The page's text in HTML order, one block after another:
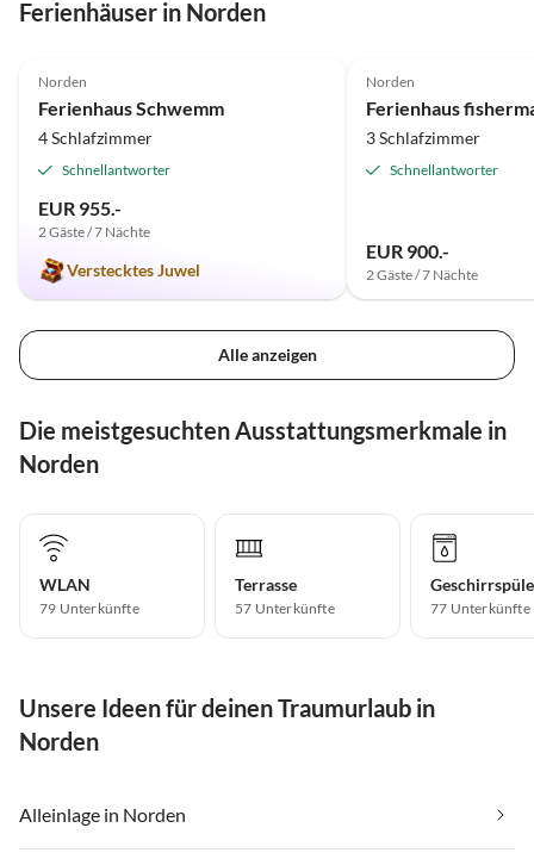
Ferienhäuser in Norden
Norden
Ferienhaus Schwemm
4 Schlafzimmer
Schnellantworter
EUR 955.-
2 Gäste / 7 Nächte
Verstecktes Juwel
Norden
Ferienhaus
3 Schlafzimmer
Schnellantworter
EUR 900.-
2 Gäste / 7 Nächte
Alle anzeigen
Die meistgesuchten Ausstattungsmerkmale in
Norden
WLAN
79 Unterkünfte
Terrasse
57 Unterkünfte 77 Unterkünfte
Unsere Ideen für deinen Traumurlaub in
Norden
Alleinlage in Norden